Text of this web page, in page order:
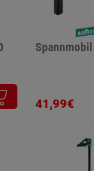
Spannmobil
41,99€